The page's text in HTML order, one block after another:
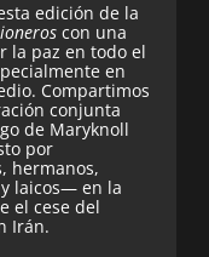
edición de la
con una
la paz en todo el
en
Compartimos
conjunta
de Maryknoll
por
hermanos,
laicos— en la
el cese del
Irán.